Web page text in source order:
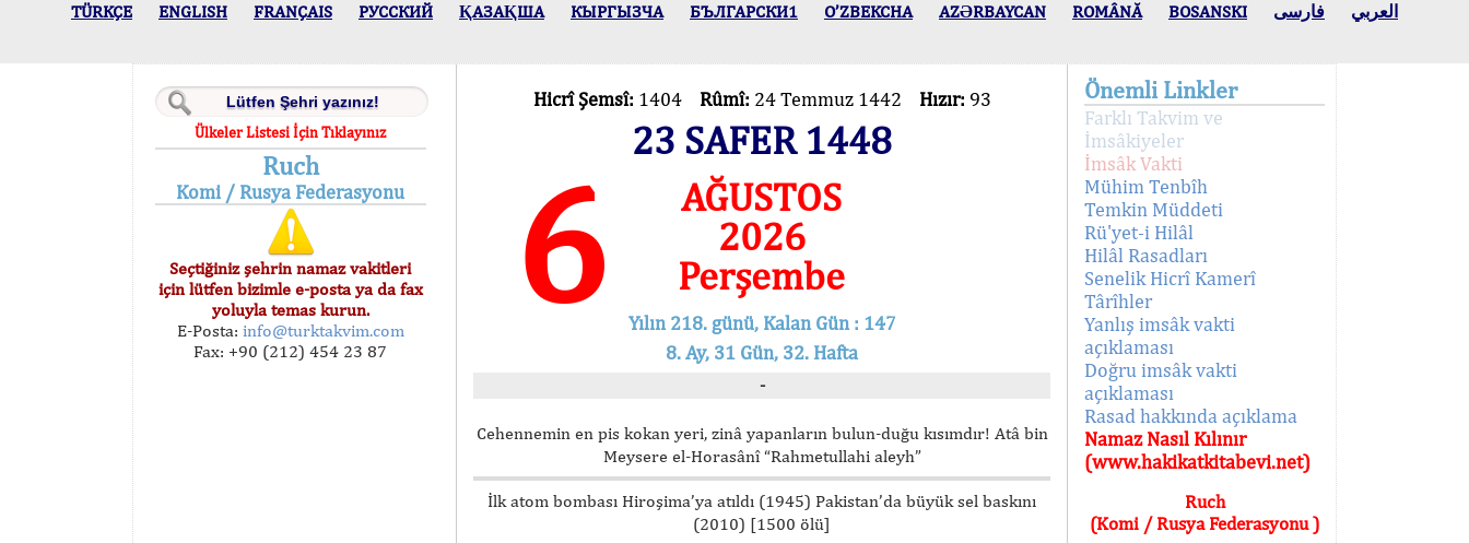
TÜRKÇE ENGLISH FRANÇAIS РУССКИЙ ҚАЗАҚША КЫPГЫЗЧA БЪЛГАРСКИ1 O’ZBEKCHA AZӘRBAYCAN ROMÂNĂ BOSANSKI العربي فارسی
Ülkeler Listesi İçin Tıklayınız
Ruch
Komi / Rusya Federasyonu
Seçtiğiniz şehrin namaz vakitleri
için lütfen bizimle e-posta ya da fax
yoluyla temas kurun.
E-Posta: info@turktakvim.com
Fax: +90 (212) 454 23 87
Hicrî Şemsî: 1404 Rûmî: 24 Temmuz 1442 Hızır: 93
23 SAFER 1448
6
AĞUSTOS
2026
Perşembe
Yılın 218. günü, Kalan Gün : 147
8. Ay, 31 Gün, 32. Hafta
-
Cehennemin en pis kokan yeri, zinâ yapanların bulun-duğu kısımdır! Atâ bin
Meysere el-Horasânî “Rahmetullahi aleyh”
İlk atom bombası Hiroşima’ya atıldı (1945) Pakistan’da büyük sel baskını
(2010) [1500 ölü]
Önemli Linkler
Farklı Takvim ve
İmsâkiyeler
İmsâk Vakti
Mühim Tenbîh
Temkin Müddeti
Rü'yet-i Hilâl
Hilâl Rasadları
Senelik Hicrî Kamerî
Târîhler
Yanlış imsâk vakti
açıklaması
Doğru imsâk vakti
açıklaması
Rasad hakkında açıklama
Namaz Nasıl Kılınır
(www.hakikatkitabevi.net)
Ruch
(Komi / Rusya Federasyonu )